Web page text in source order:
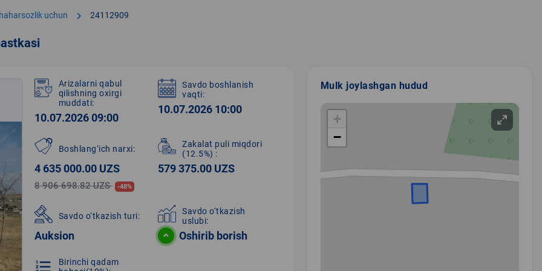
uchun chevron_right 24112909
Arizalarni qabul
qilishning oxirgi
muddati:
10.07.2026 09:00
Savdo boshlanish
vaqti:
10.07.2026 10:00
Boshlang‘ich narxi:
4 635 000.00 UZS
8 906 698.82 UZS -48%
Zakalat puli miqdori
(12.5%) :
579 375.00 UZS
Savdo o‘tkazish turi:
Auksion
Savdo o‘tkazish
uslubi:
Oshirib borish
format_list_numbered
Birinchi qadam
Mulk joylashgan hudud
+
−